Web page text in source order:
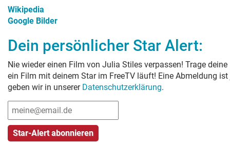
Wikipedia
Google Bilder
Dein persönlicher Star Alert:
Nie wieder einen Film von Julia Stiles verpassen! Trage
ein Film mit deinem Star im FreeTV läuft! Eine Abmeldung
geben wir in unserer Datenschutzerklärung.